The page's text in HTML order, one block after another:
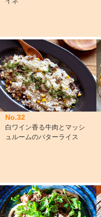
No.32
白ワイン香る牛肉とマッシ
ュルームのバターライス